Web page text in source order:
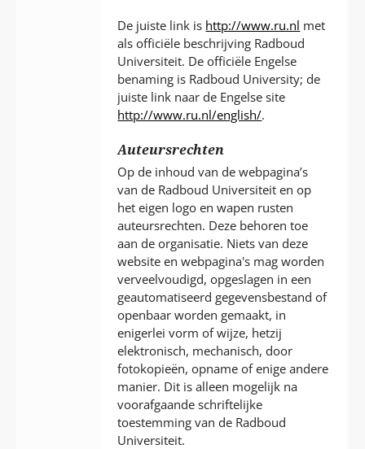
De juiste link is http://www.ru.nl met
als officiële beschrijving Radboud
Universiteit. De officiële Engelse
benaming is Radboud University; de
juiste link naar de Engelse site
http://www.ru.nl/english/.
Auteursrechten
Op de inhoud van de webpagina’s
van de Radboud Universiteit en op
het eigen logo en wapen rusten
auteursrechten. Deze behoren toe
aan de organisatie. Niets van deze
website en webpagina's mag worden
verveelvoudigd, opgeslagen in een
geautomatiseerd gegevensbestand of
openbaar worden gemaakt, in
enigerlei vorm of wijze, hetzij
elektronisch, mechanisch, door
fotokopieën, opname of enige andere
manier. Dit is alleen mogelijk na
voorafgaande schriftelijke
toestemming van de Radboud
Universiteit.